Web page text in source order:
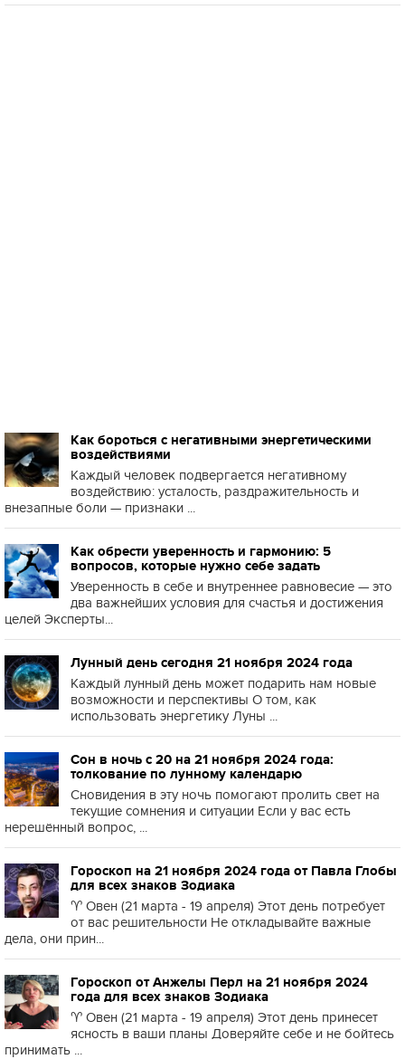
Как бороться с негативными энергетическими
воздействиями
Каждый человек подвергается негативному
воздействию: усталость, раздражительность и
внезапные боли — признаки ...
Как обрести уверенность и гармонию: 5
вопросов, которые нужно себе задать
Уверенность в себе и внутреннее равновесие — это
два важнейших условия для счастья и достижения
целей Эксперты...
Лунный день сегодня 21 ноября 2024 года
Каждый лунный день может подарить нам новые
возможности и перспективы О том, как
использовать энергетику Луны ...
Сон в ночь с 20 на 21 ноября 2024 года:
толкование по лунному календарю
Сновидения в эту ночь помогают пролить свет на
текущие сомнения и ситуации Если у вас есть
нерешённый вопрос, ...
Гороскоп на 21 ноября 2024 года от Павла Глобы
для всех знаков Зодиака
♈️ Овен (21 марта - 19 апреля) Этот день потребует
от вас решительности Не откладывайте важные
дела, они прин...
Гороскоп от Анжелы Перл на 21 ноября 2024
года для всех знаков Зодиака
♈️ Овен (21 марта - 19 апреля) Этот день принесет
ясность в ваши планы Доверяйте себе и не бойтесь
принимать ...